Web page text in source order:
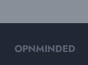
OPNMINDED